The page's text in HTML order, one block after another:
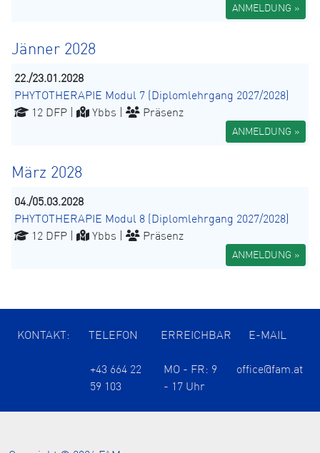
ANMELDUNG »
Jänner 2028
22./23.01.2028
PHYTOTHERAPIE Modul 7 (Diplomlehrgang 2027/2028)
12 DFP |
Ybbs | Präsenz
ANMELDUNG »
März 2028
04./05.03.2028
PHYTOTHERAPIE Modul 8 (Diplomlehrgang 2027/2028)
12 DFP |
Ybbs | Präsenz
ANMELDUNG »
KONTAKT: TELEFON ERREICHBAR E-MAIL
+43 664 22
59 103
MO - FR: 9
- 17 Uhr
office@fam.at